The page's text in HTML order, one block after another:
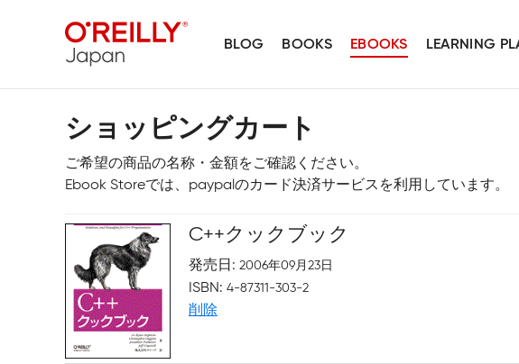
BLOG BOOKS EBOOKS LEARNING
ショッピングカート
ご希望の商品の名称・金額をご確認ください。
Ebook Storeでは、paypalのカード決済サービスを利用しています。
C++クックブック
発売日 2006年09月23日
ISBN 4-87311-303-2
削除